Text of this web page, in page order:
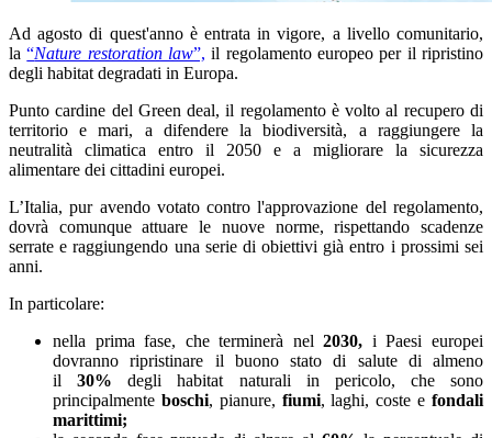
Ad agosto di quest'anno è entrata in vigore, a livello comunitario,
la“Nature restoration law”, il regolamento europeo per il ripristino
degli habitat degradati in Europa.
Punto cardine del Green deal, il regolamento è volto al recupero di
territorio e mari, a difendere la biodiversità, a raggiungere la
neutralità climatica entro il 2050 e a migliorare la sicurezza
alimentare dei cittadini europei.
L’Italia, pur avendo votato contro l'approvazione del regolamento,
dovrà comunque attuare le nuove norme, rispettando scadenze
serrate e raggiungendo una serie di obiettivi già entro i prossimi sei
anni.
In particolare:
nella prima fase, che terminerà nel2030, i Paesi europei
dovranno ripristinare il buono stato di salute di almeno
il30% degli habitat naturali in pericolo, che sono
principalmente boschi, pianure, fiumi, laghi, coste efondali
marittimi;